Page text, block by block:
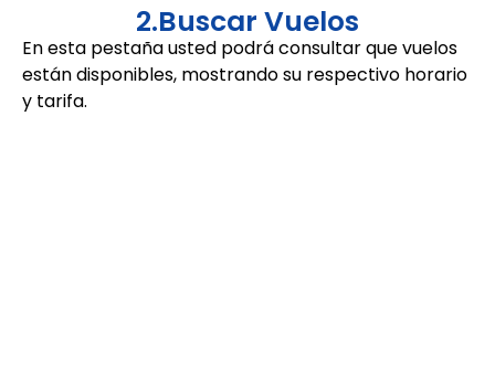
2.Buscar Vuelos
En esta pestaña usted podrá consultar que vuelos
están disponibles, mostrando su respectivo horario
y tarifa.